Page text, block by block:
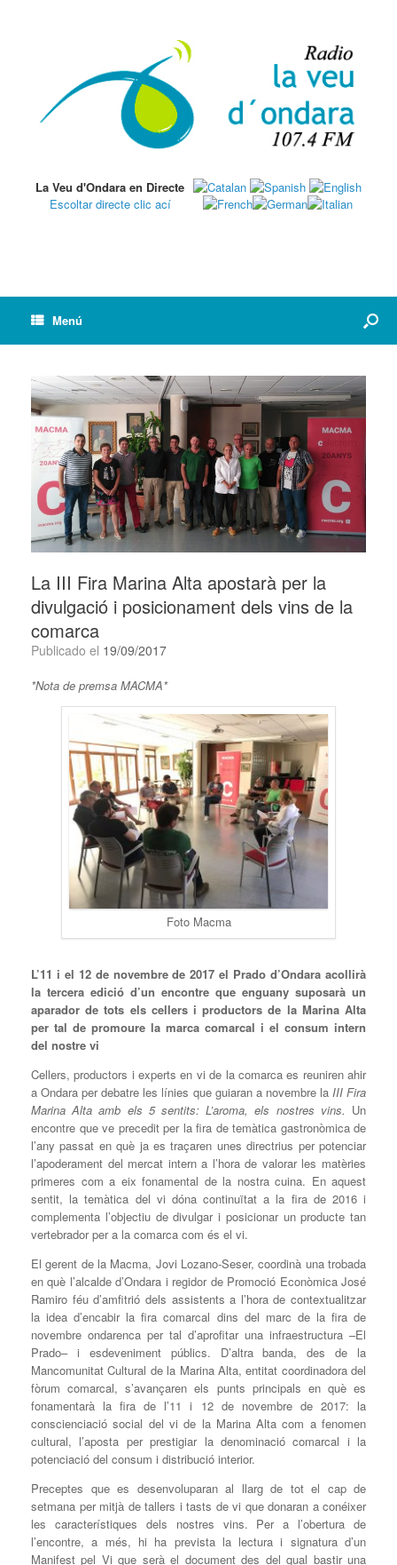
La Veu d'Ondara en Directe
Escoltar directe clic ací
Menú
La III Fira Marina Alta apostarà per la
divulgació i posicionament dels vins de la
comarca
Publicado el 19/09/2017
*Nota de premsa MACMA*
Foto Macma
L’11 i el 12 de novembre de 2017 el Prado d’Ondara acollirà
la tercera edició d’un encontre que enguany suposarà un
aparador de tots els cellers i productors de la Marina Alta
per tal de promoure la marca comarcal i el consum intern
del nostre vi
Cellers, productors i experts en vi de la comarca es reuniren ahir
a Ondara per debatre les línies que guiaran a novembre la III Fira
Marina Alta amb els 5 sentits: L’aroma, els nostres vins. Un
encontre que ve precedit per la fira de temàtica gastronòmica de
l’any passat en què ja es traçaren unes directrius per potenciar
l’apoderament del mercat intern a l’hora de valorar les matèries
primeres com a eix fonamental de la nostra cuina. En aquest
sentit, la temàtica del vi dóna continuïtat a la fira de 2016 i
complementa l’objectiu de divulgar i posicionar un producte tan
vertebrador per a la comarca com és el vi.
El gerent de la Macma, Jovi Lozano-Seser, coordinà una trobada
en què l’alcalde d’Ondara i regidor de Promoció Econòmica José
Ramiro féu d’amfitrió dels assistents a l’hora de contextualitzar
la idea d’encabir la fira comarcal dins del marc de la fira de
novembre ondarenca per tal d’aprofitar una infraestructura –El
Prado– i esdeveniment públics. D’altra banda, des de la
Mancomunitat Cultural de la Marina Alta, entitat coordinadora del
fòrum comarcal, s’avançaren els punts principals en què es
fonamentarà la fira de l’11 i 12 de novembre de 2017: la
conscienciació social del vi de la Marina Alta com a fenomen
cultural, l’aposta per prestigiar la denominació comarcal i la
potenciació del consum i distribució interior.
Preceptes que es desenvoluparan al llarg de tot el cap de
setmana per mitjà de tallers i tasts de vi que donaran a conéixer
les característiques dels nostres vins. Per a l’obertura de
l’encontre, a més, hi ha prevista la lectura i signatura d’un
Manifest pel Vi que serà el document des del qual bastir una